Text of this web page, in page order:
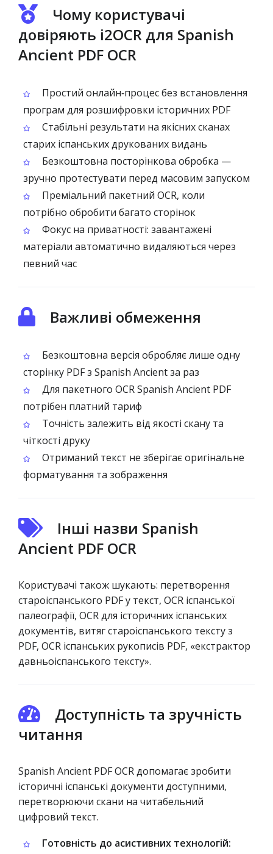
Чому користувачі
довіряють i2OCR для Spanish
Ancient PDF OCR
Простий онлайн‑процес без встановлення
програм для розшифровки історичних PDF
Стабільні результати на якісних сканах
старих іспанських друкованих видань
Безкоштовна посторінкова обробка —
зручно протестувати перед масовим запуском
Преміальний пакетний OCR, коли
потрібно обробити багато сторінок
Фокус на приватності: завантажені
матеріали автоматично видаляються через
певний час
Важливі обмеження
Безкоштовна версія обробляє лише одну
сторінку PDF з Spanish Ancient за раз
Для пакетного OCR Spanish Ancient PDF
потрібен платний тариф
Точність залежить від якості скану та
чіткості друку
Отриманий текст не зберігає оригінальне
форматування та зображення
Інші назви Spanish
Ancient PDF OCR
Користувачі також шукають: перетворення
староіспанського PDF у текст, OCR іспанської
палеографії, OCR для історичних іспанських
документів, витяг староіспанського тексту з
PDF, OCR іспанських рукописів PDF, «екстрактор
давньоіспанського тексту».
Доступність та зручність
читання
Spanish Ancient PDF OCR допомагає зробити
історичні іспанські документи доступними,
перетворюючи скани на читабельний
цифровий текст.
Готовність до асистивних технологій: